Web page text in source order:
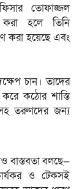
তোফাজ্জল
হলে তিনি
করা হয়েছে এবং
চান। তাদের
কঠোর শাস্তি
তরুণদের জন্য
বাস্তবতা বলছে—
ও টেকসই